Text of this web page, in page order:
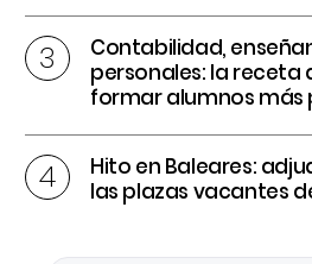
Contabilidad,
personales: la receta
formar alumnos más
Hito en Baleares:
las plazas vacantes